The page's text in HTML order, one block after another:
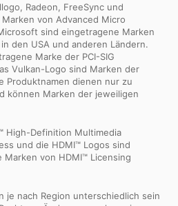
Radeon, FreeSync und
von Advanced Micro
sind eingetragene Marken
den USA und anderen Ländern.
Marke der PCI-SIG
Vulkan-Logo sind Marken der
Produktnamen dienen nur zu
können Marken der jeweiligen
High-Definition Multimedia
und die HDMI™ Logos sind
von HDMI™ Licensing
je nach Region unterschiedlich sein